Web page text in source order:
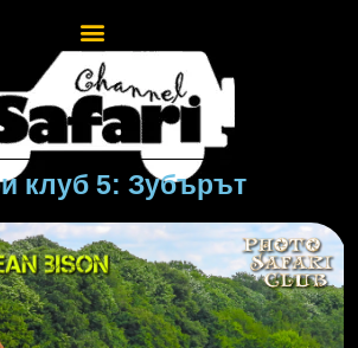
клуб 5: Зубърът